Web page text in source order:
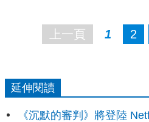
上一頁 1 2
延伸閱讀
《沉默的審判》將登陸